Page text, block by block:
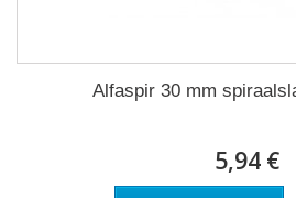
Alfaspir 30 mm
5,94 €